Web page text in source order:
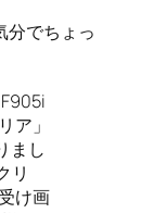
分でちょっ
ア」
まし
リ
け画